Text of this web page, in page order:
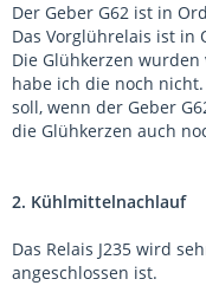
Der Geber G62 ist in
Das Vorglührelais ist in
Die Glühkerzen wurden
habe ich die noch
soll, wenn der Geber
die Glühkerzen auch
2. Kühlmittelnachlauf
Das Relais J235 wird
angeschlossen ist.